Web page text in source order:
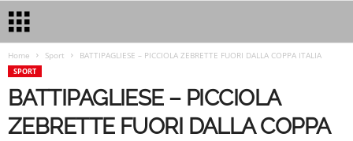
Home Sport BATTIPAGLIESE – PICCIOLA ZEBRETTE FUORI DALLA COPPA ITALIA
SPORT
BATTIPAGLIESE – PICCIOLA
ZEBRETTE FUORI DALLA COPPA